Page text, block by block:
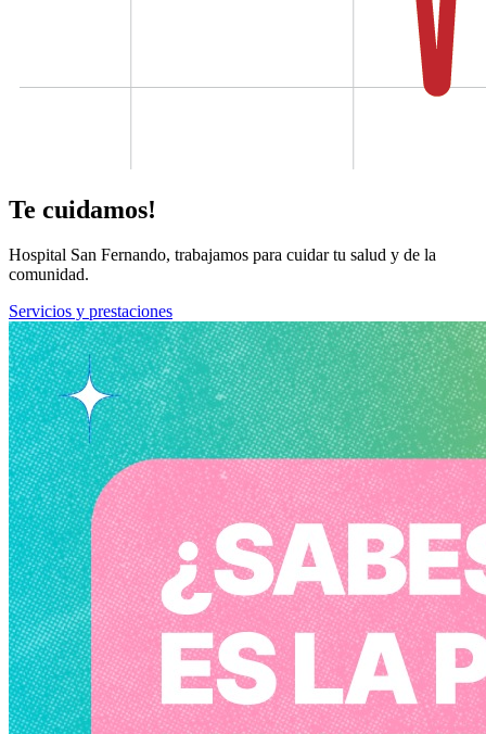
Te cuidamos!
Hospital San Fernando, trabajamos para cuidar tu salud y de la
comunidad.
Servicios y prestaciones